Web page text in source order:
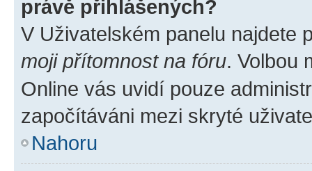
právě přihlášených?
V Uživatelském panelu najdete
moji přítomnost na fóru. Volbou
Online vás uvidí pouze
započítáváni mezi skryté
Nahoru